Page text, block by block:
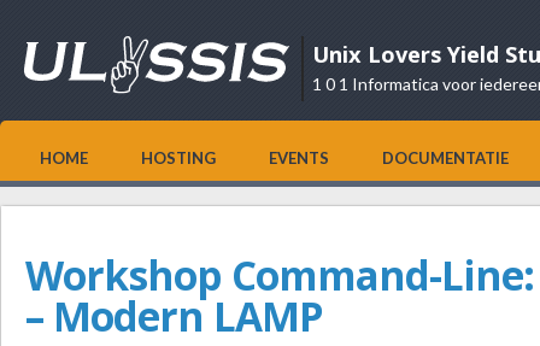
Unix Lovers Yield
1 0 1 Informatica voor
HOME HOSTING EVENTS DOCUMENTATIE
Workshop Command-Line:
– Modern LAMP